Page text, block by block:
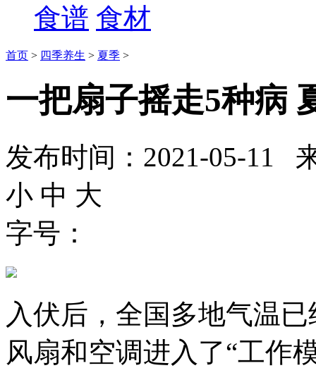
食谱 食材
首页 > 四季养生 > 夏季 >
一把扇子摇走5种病
发布时间：2021-05-11
小 中 大
字号：
入伏后，全国多地气温
风扇和空调进入了“工作